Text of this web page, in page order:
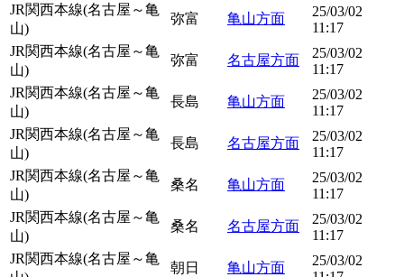
JR関西本線(名古屋～亀
山)
弥富 亀山方面
25/03/02
11:17
JR関西本線(名古屋～亀
山)
弥富 名古屋方面
25/03/02
11:17
JR関西本線(名古屋～亀
山)
長島 亀山方面
25/03/02
11:17
JR関西本線(名古屋～亀
山)
長島 名古屋方面
25/03/02
11:17
JR関西本線(名古屋～亀
山)
桑名 亀山方面
25/03/02
11:17
JR関西本線(名古屋～亀
山)
桑名 名古屋方面
25/03/02
11:17
JR関西本線(名古屋～亀
朝日 亀山方面
25/03/02